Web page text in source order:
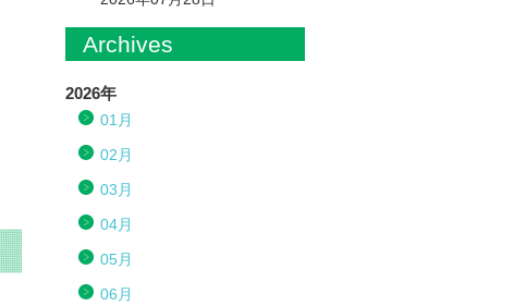
Archives
2026年
01月
02月
03月
04月
05月
06月